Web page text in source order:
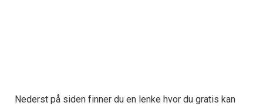
Nederst på siden finner du en lenke hvor du gratis kan